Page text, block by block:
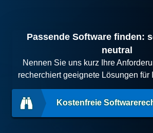
Passende Software finden:
neutral
Nennen Sie uns kurz Ihre
recherchiert geeignete Lösungen für
Kostenfreie